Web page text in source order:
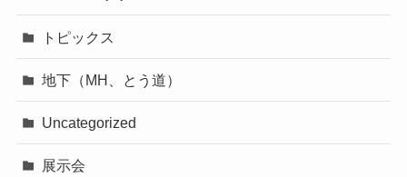
トピックス
地下（MH、とう道）
Uncategorized
展示会